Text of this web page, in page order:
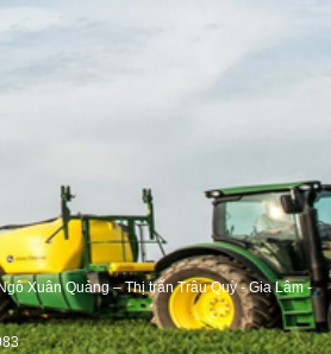
Xuân Quảng – Thị trấn Trâu Quỳ - Gia Lâm -